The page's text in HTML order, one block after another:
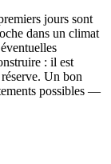
jours sont
dans un climat
: il est
Un bon
possibles —